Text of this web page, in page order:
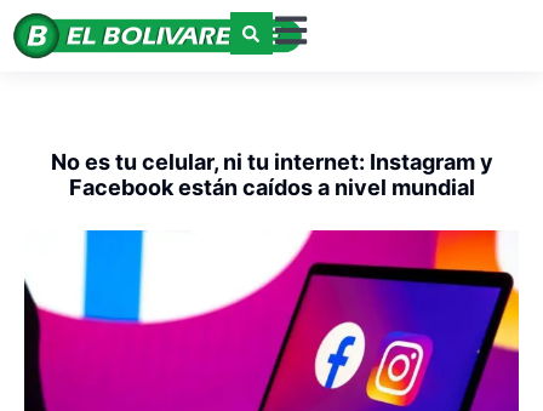
No es tu celular, ni tu internet: Instagram y
Facebook están caídos a nivel mundial